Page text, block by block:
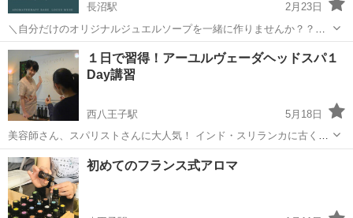
長沼駅
2月23日
＼自分だけのオリジナルジュエルソープを一緒に作りませんか？？💐
／ お好みの精油、カラーを選んで、洗うたびに香りに包まれるジュエ
ルソープを作りましょう🫧 見た目も可愛いジュエルソープなので、お
部屋に置いて香りを楽しむこともで...
東京 八王子市 長沼駅 インスタグラム
１日で習得！アーユルヴェーダヘッドスパ１
Day講習
西八王子駅
5月18日
美容師さん、スパリストさんに大人気！ インド・スリランカに古くか
ら伝わる伝承医学アーユルヴェーダヘッドマッサージ。 シロ（頭）ア
ヴィヤンガ（マッサージ）ヘッドスパを学ぶ講座です。 アーユルヴェ
ーダオイルを使用し、深い頭...
東京 八王子市 ヘッドスパ
アーユルヴェーダ
初めてのフランス式アロマ